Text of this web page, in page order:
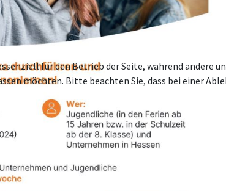
für den Betrieb der Seite, während andere
möchten. Bitte beachten Sie, dass bei einer